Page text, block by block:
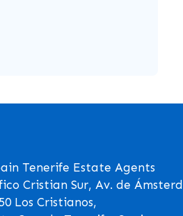
Tenerife Estate Agents
Cristian Sur, Av. de
Los Cristianos,